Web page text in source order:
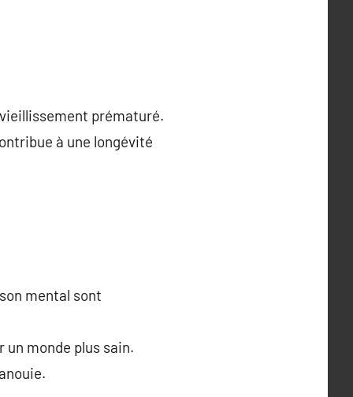
prématuré.
à une longévité
mental sont
monde plus sain.